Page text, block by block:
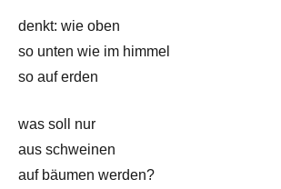
denkt: wie oben
so unten wie im himmel
so auf erden
was soll nur
aus schweinen
auf bäumen werden?